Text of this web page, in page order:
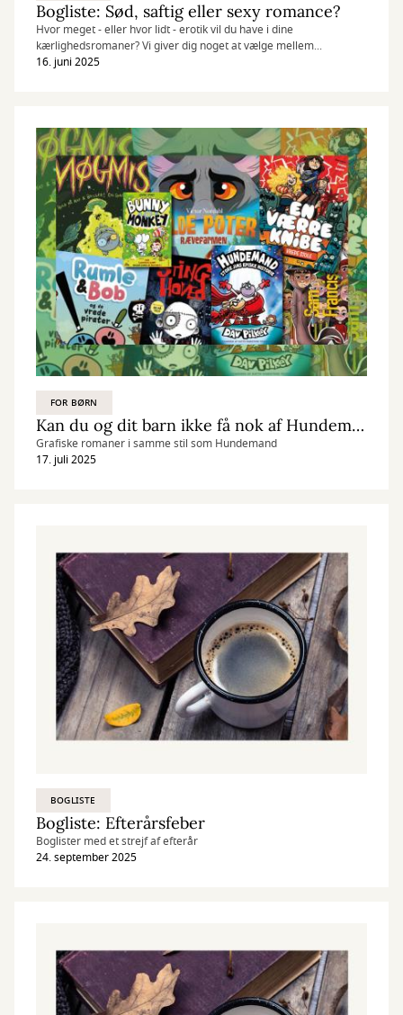
Bogliste: Sød, saftig eller sexy romance?
Hvor meget - eller hvor lidt - erotik vil du have i dine
kærlighedsromaner? Vi giver dig noget at vælge mellem...
16. juni 2025
FOR BØRN
Kan du og dit barn ikke få nok af Hundemand?
Grafiske romaner i samme stil som Hundemand
17. juli 2025
BOGLISTE
Bogliste: Efterårsfeber
Boglister med et strejf af efterår
24. september 2025